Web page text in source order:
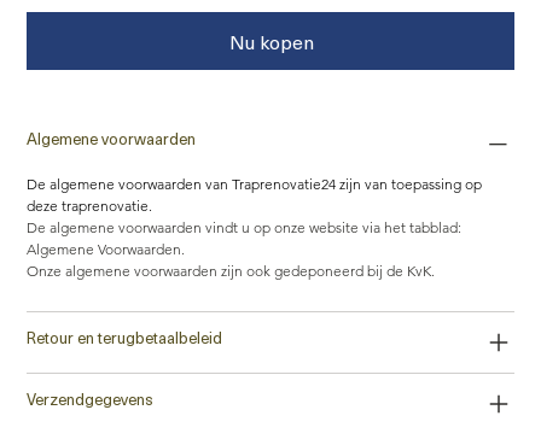
Nu kopen
Algemene voorwaarden
De algemene voorwaarden van Traprenovatie24 zijn van toepassing op
deze traprenovatie.
De algemene voorwaarden vindt u op onze website via het tabblad:
Algemene Voorwaarden.
Onze algemene voorwaarden zijn ook gedeponeerd bij de KvK.
Retour en terugbetaalbeleid
Verzendgegevens